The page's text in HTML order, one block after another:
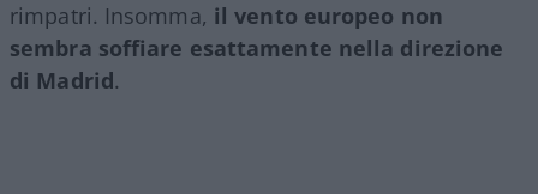
rimpatri. Insomma, il vento europeo non
sembra soffiare esattamente nella direzione
di Madrid.